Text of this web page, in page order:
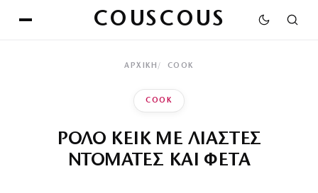
COUSCOUS
ΑΡΧΙΚΉ COOK
COOK
ΡΟΛΟ ΚΕΙΚ ΜΕ ΛΙΑΣΤΕΣ
ΝΤΟΜΑΤΕΣ ΚΑΙ ΦΕΤΑ